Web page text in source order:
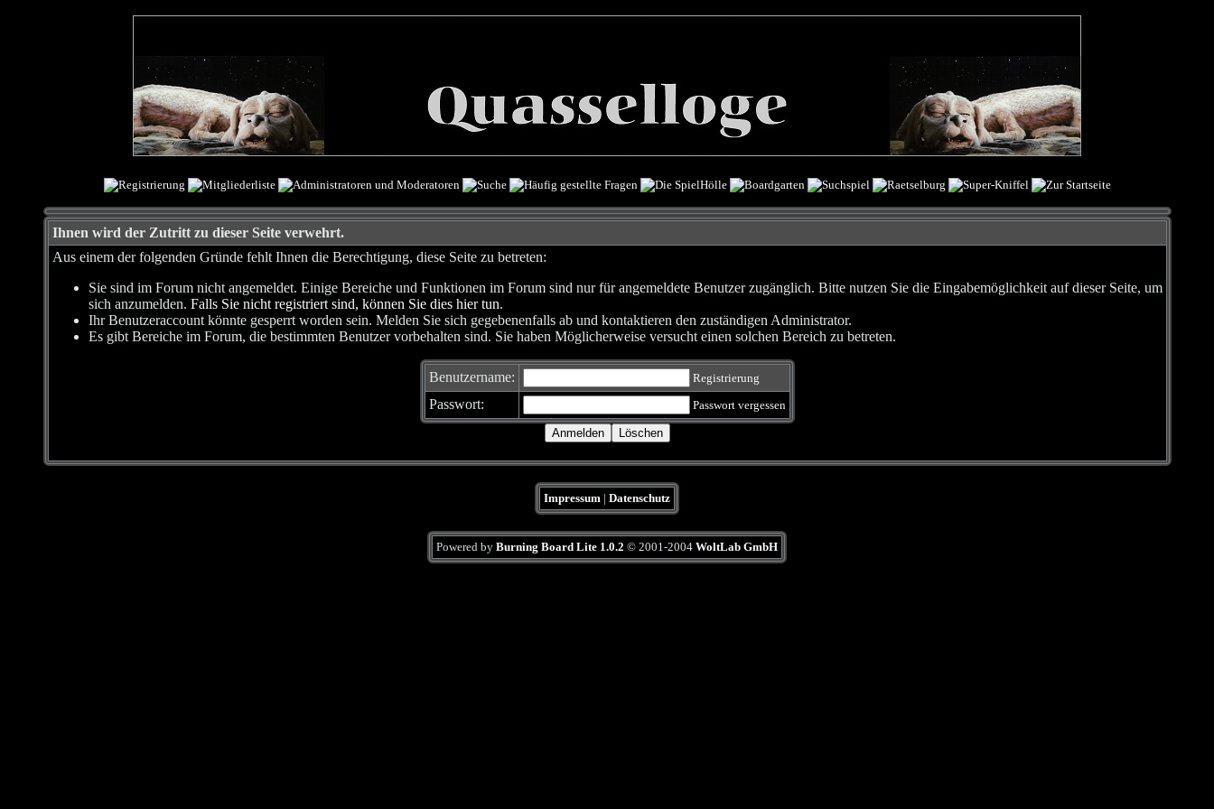
Ihnen wird der Zutritt zu dieser Seite verwehrt.
Aus einem der folgenden Gründe fehlt Ihnen die Berechtigung, diese Seite zu betreten:
Sie sind im Forum nicht angemeldet. Einige Bereiche und Funktionen im Forum sind nur für angemeldete Benutzer zugänglich. Bitte nutzen Sie die Eingabemöglichkeit auf dieser Seite, um
sich anzumelden. Falls Sie nicht registriert sind, können Sie dies hier tun.
Ihr Benutzeraccount könnte gesperrt worden sein. Melden Sie sich gegebenenfalls ab und kontaktieren den zuständigen Administrator.
Es gibt Bereiche im Forum, die bestimmten Benutzer vorbehalten sind. Sie haben Möglicherweise versucht einen solchen Bereich zu betreten.
Benutzername: Registrierung
Passwort: Passwort vergessen
Impressum | Datenschutz
Powered by Burning Board Lite 1.0.2 © 2001-2004 WoltLab GmbH